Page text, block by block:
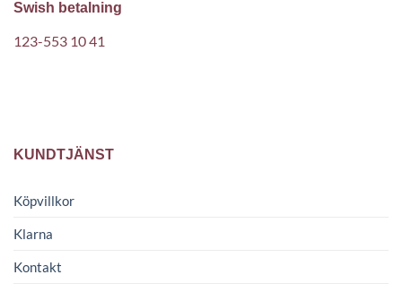
Swish betalning
123-553 10 41
KUNDTJÄNST
Köpvillkor
Klarna
Kontakt